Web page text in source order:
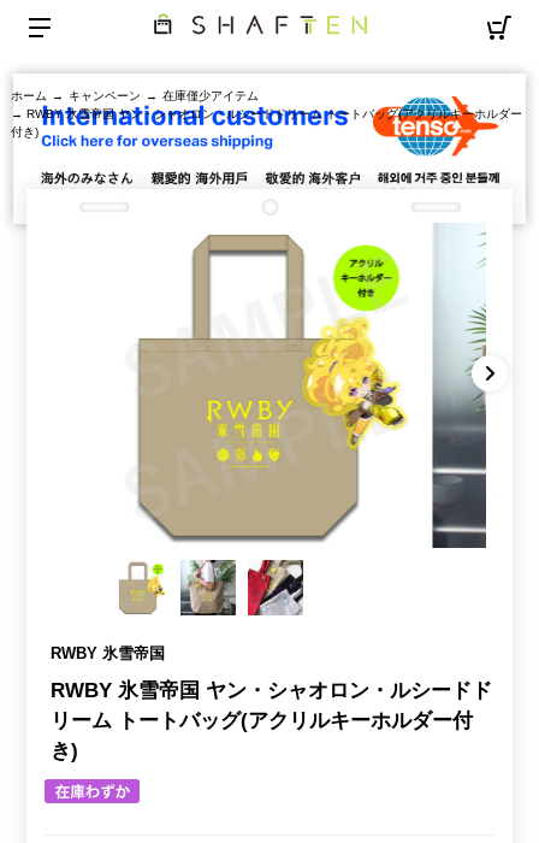
ホーム → キャンペーン → 在庫僅少アイテム
→ RWBY 氷雪帝国 ヤン・シャオロン・ルシードドリーム トートバッグ(アクリルキーホルダー
付き)
RWBY 氷雪帝国
RWBY 氷雪帝国 ヤン・シャオロン・ルシードド
リーム トートバッグ(アクリルキーホルダー付
き)